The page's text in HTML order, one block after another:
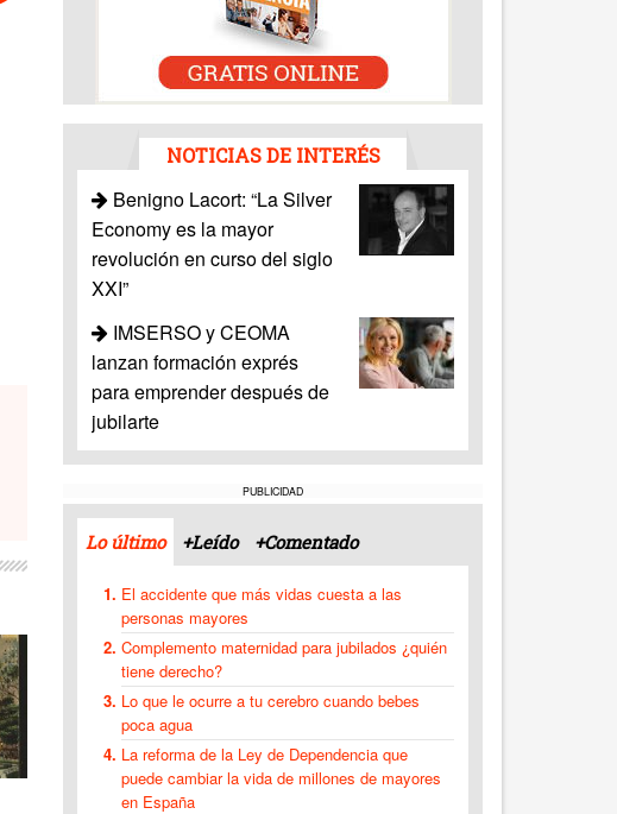
NOTICIAS DE INTERÉS
Benigno Lacort: “La Silver
Economy es la mayor
revolución en curso del siglo
XXI”
IMSERSO y CEOMA
lanzan formación exprés
para emprender después de
jubilarte
PUBLICIDAD
Lo último +Leído +Comentado
El accidente que más vidas cuesta a las
personas mayores
Complemento maternidad para jubilados ¿quién
tiene derecho?
Lo que le ocurre a tu cerebro cuando bebes
poca agua
La reforma de la Ley de Dependencia que
puede cambiar la vida de millones de mayores
en España